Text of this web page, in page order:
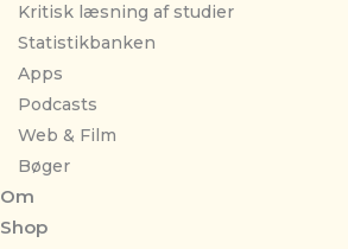
Kritisk læsning af studier
Statistikbanken
Apps
Podcasts
Web & Film
Bøger
Om
Shop